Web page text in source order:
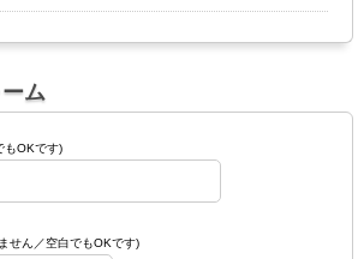
ム
もOKです)
せん／空白でもOKです)